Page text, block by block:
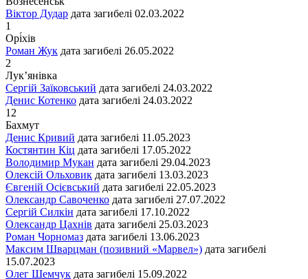
Віктор Дудар дата загибелі 02.03.2022
1
Орі́хів
Роман Жук дата загибелі 26.05.2022
2
Лук’янівка
Сергій Заїковський дата загибелі 24.03.2022
Денис Котенко дата загибелі 24.03.2022
12
Бахмут
Денис Кривий дата загибелі 11.05.2023
Костянтин Кіц дата загибелі 17.05.2022
Володимир Мукан дата загибелі 29.04.2023
Олексій Ольховик дата загибелі 13.03.2023
Євгеній Осієвський дата загибелі 22.05.2023
Олександр Савоченко дата загибелі 27.07.2022
Сергій Силкін дата загибелі 17.10.2022
Олександр Цахнів дата загибелі 25.03.2023
Роман Чорномаз дата загибелі 13.06.2023
Максим Шварцман (позивний «Марвел») дата загибелі
15.07.2023
Олег Шемчук дата загибелі 15.09.2022